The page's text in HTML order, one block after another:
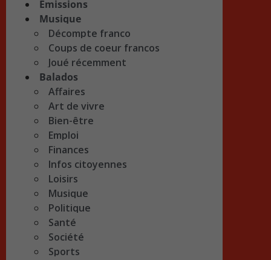
Émissions
Musique
Décompte franco
Coups de coeur francos
Joué récemment
Balados
Affaires
Art de vivre
Bien-être
Emploi
Finances
Infos citoyennes
Loisirs
Musique
Politique
Santé
Société
Sports